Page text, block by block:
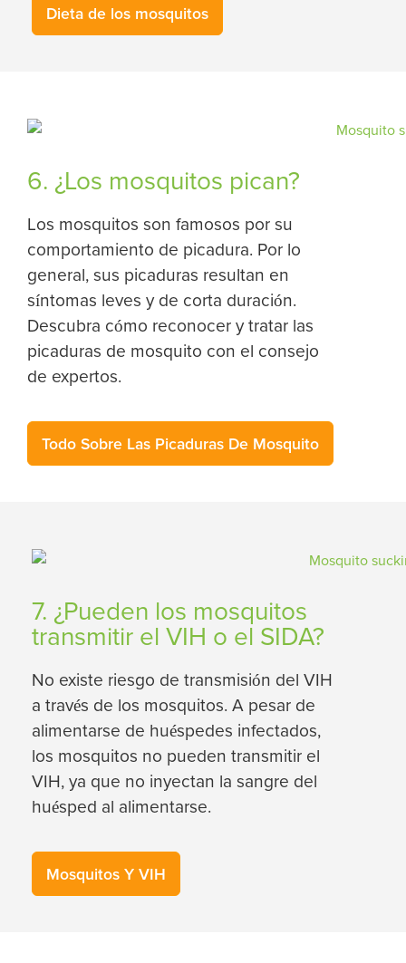
Dieta de los mosquitos
6. ¿Los mosquitos pican?
Los mosquitos son famosos por su
comportamiento de picadura. Por lo
general, sus picaduras resultan en
síntomas leves y de corta duración.
Descubra cómo reconocer y tratar las
picaduras de mosquito con el consejo
de expertos.
Todo Sobre Las Picaduras De Mosquito
7. ¿Pueden los mosquitos
transmitir el VIH o el SIDA?
No existe riesgo de transmisión del VIH
a través de los mosquitos. A pesar de
alimentarse de huéspedes infectados,
los mosquitos no pueden transmitir el
VIH, ya que no inyectan la sangre del
huésped al alimentarse.
Mosquitos Y VIH